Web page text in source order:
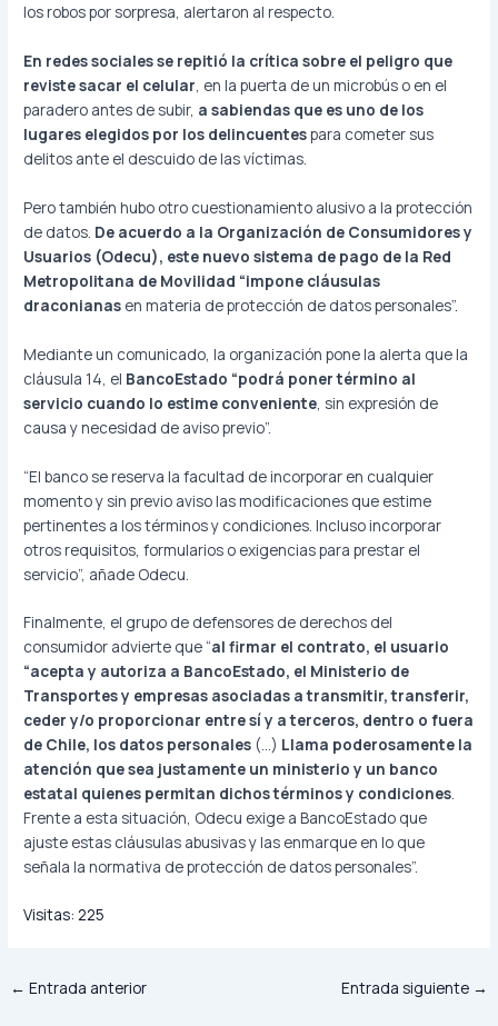
los robos por sorpresa, alertaron al respecto.
En redes sociales se repitió la crítica sobre el peligro que
reviste sacar el celular, en la puerta de un microbús o en el
paradero antes de subir, a sabiendas que es uno de los
lugares elegidos por los delincuentespara cometer sus
delitos ante el descuido de las víctimas.
Pero también hubo otro cuestionamiento alusivo a la protección
de datos. De acuerdo a la Organización de Consumidores y
Usuarios (Odecu), este nuevo sistema de pago de la Red
Metropolitana de Movilidad “impone cláusulas
draconianas en materia de protección de datos personales”.
Mediante un comunicado, la organización pone la alerta que la
cláusula 14, el BancoEstado “podrá poner término al
servicio cuando lo estime conveniente , sin expresión de
causa y necesidad de aviso previo”.
“El banco se reserva la facultad de incorporar en cualquier
momento y sin previo aviso las modificaciones que estime
pertinentes a los términos y condiciones. Incluso incorporar
otros requisitos, formularios o exigencias para prestar el
servicio”, añade Odecu.
Finalmente, el grupo de defensores de derechos del
consumidor advierte que “al firmar el contrato, el usuario
“acepta y autoriza a BancoEstado, el Ministerio de
Transportes y empresas asociadas a transmitir, transferir,
ceder y/o proporcionar entre sí y a terceros, dentro o fuera
de Chile, los datos personales (…) Llama poderosamente la
atención que sea justamente un ministerio y un banco
estatal quienes permitan dichos términos y condiciones.
Frente a esta situación, Odecu exige a BancoEstado que
ajuste estas cláusulas abusivas y las enmarque en lo que
señala la normativa de protección de datos personales”.
Visitas: 225
← Entrada anterior Entrada siguiente →